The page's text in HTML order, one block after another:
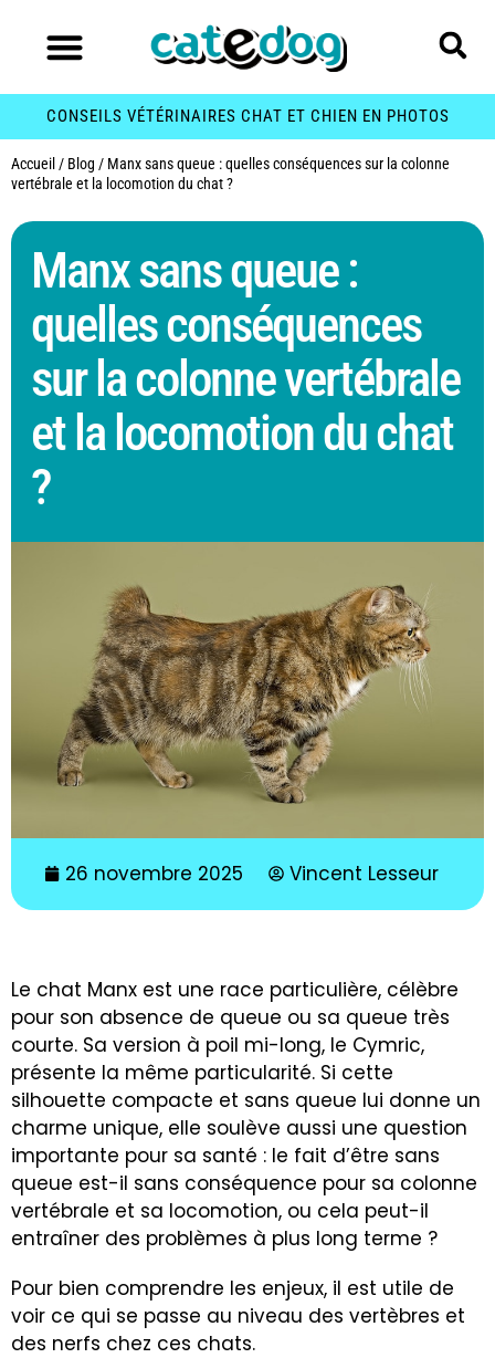
CONSEILS VÉTÉRINAIRES CHAT ET CHIEN EN PHOTOS
Accueil / Blog / Manx sans queue : quelles conséquences sur la colonne
vertébrale et la locomotion du chat ?
Manx sans queue :
quelles conséquences
sur la colonne vertébrale
et la locomotion du chat
?
26 novembre 2025 Vincent Lesseur
Le chat Manx est une race particulière, célèbre
pour son absence de queue ou sa queue très
courte. Sa version à poil mi-long, le Cymric,
présente la même particularité. Si cette
silhouette compacte et sans queue lui donne un
charme unique, elle soulève aussi une question
importante pour sa santé : le fait d’être sans
queue est-il sans conséquence pour sa colonne
vertébrale et sa locomotion, ou cela peut-il
entraîner des problèmes à plus long terme ?
Pour bien comprendre les enjeux, il est utile de
voir ce qui se passe au niveau des vertèbres et
des nerfs chez ces chats.